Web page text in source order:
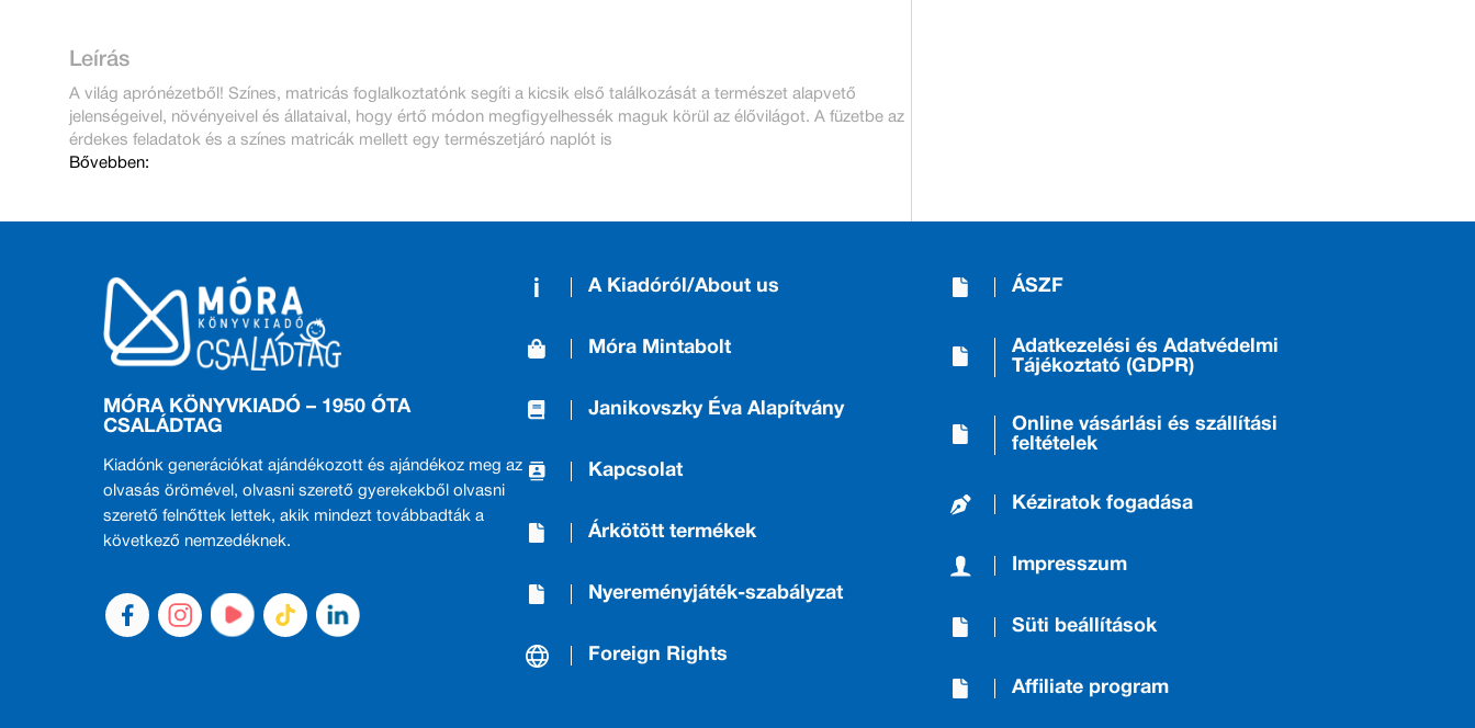
Leírás
A világ aprónézetből! Színes, matricás foglalkoztatónk segíti a kicsik első találkozását a természet alapvető
jelenségeivel, növényeivel és állataival, hogy értő módon megfigyelhessék maguk körül az élővilágot. A füzetbe az
érdekes feladatok és a színes matricák mellett egy természetjáró naplót is
Bővebben:
MÓRA KÖNYVKIADÓ – 1950 ÓTA
CSALÁDTAG
Kiadónk generációkat ajándékozott és ajándékoz meg az
olvasás örömével, olvasni szerető gyerekekből olvasni
szerető felnőttek lettek, akik mindezt továbbadták a
következő nemzedéknek.
A Kiadóról/About us
Móra Mintabolt
Janikovszky Éva Alapítvány
Kapcsolat
Árkötött termékek
Nyereményjáték-szabályzat
Foreign Rights
ÁSZF
Adatkezelési és Adatvédelmi
Tájékoztató (GDPR)
Online vásárlási és szállítási
feltételek
Kéziratok fogadása
Impresszum
Süti beállítások
Affiliate program